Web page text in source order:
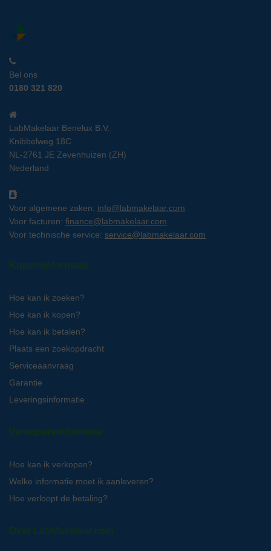
Bel ons
0180 321 820
LabMakelaar Benelux B.V.
Knibbelweg 18C
NL-2761 JE Zevenhuizen (ZH)
Nederland
Voor algemene zaken: info@labmakelaar.com
Voor facturen: finance@labmakelaar.com
Voor technische service: service@labmakelaar.com
Kopersinformatie
Hoe kan ik zoeken?
Hoe kan ik kopen?
Hoe kan ik betalen?
Plaats een zoekopdracht
Serviceaanvraag
Garantie
Leveringsinformatie
Verkopersinformatie
Hoe kan ik verkopen?
Welke informatie moet ik aanleveren?
Hoe verloopt de betaling?
Over LabMakelaar.com